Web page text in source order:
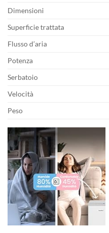
Dimensioni
Superficie trattata
Flusso d’aria
Potenza
Serbatoio
Velocità
Peso